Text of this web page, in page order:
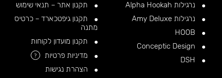
נרגילות Alpha Hookah
נרגילות Amy Deluxe
תקנון אתר – תנאי שימוש
תקנון גיפטכארד – כרטיס
מתנה
תקנון מועדון לקוחות
מדיניות פרטיות
?
הצהרת נגישות